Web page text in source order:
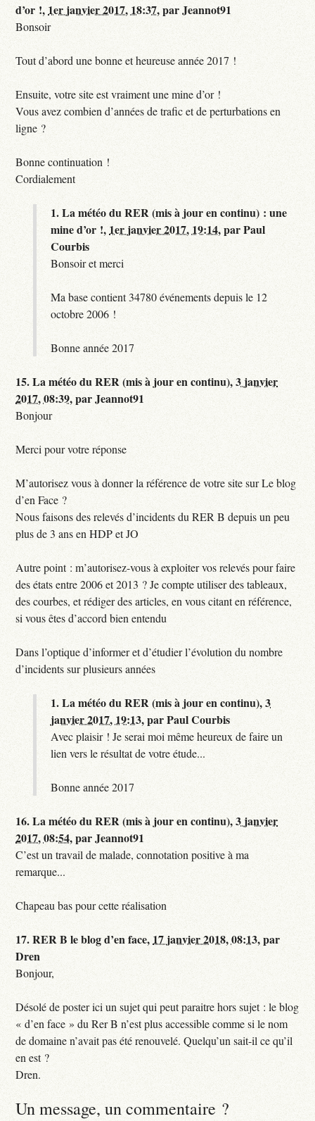
d’or !, 1er janvier 2017, 18:37,parJeannot91
Bonsoir
Tout d’abord une bonne et heureuse année 2017 !
Ensuite, votre site est vraiment une mine d’or !
Vous avez combien d’années de trafic et de perturbations en
ligne ?
Bonne continuation !
Cordialement
1.La météo du RER (mis à jour en continu) : une
mine d’or !, 1er janvier 2017, 19:14,parPaul
Courbis
Bonsoir et merci
Ma base contient 34780 événements depuis le 12
octobre 2006 !
Bonne année 2017
15.La météo du RER (mis à jour en continu),3 janvier
2017, 08:39,parJeannot91
Bonjour
Merci pour votre réponse
M’autorisez vous à donner la référence de votre site sur Le blog
d’en Face ?
Nous faisons des relevés d’incidents du RER B depuis un peu
plus de 3 ans en HDP et JO
Autre point : m’autorisez-vous à exploiter vos relevés pour faire
des états entre 2006 et 2013 ? Je compte utiliser des tableaux,
des courbes, et rédiger des articles, en vous citant en référence,
si vous êtes d’accord bien entendu
Dans l’optique d’informer et d’étudier l’évolution du nombre
d’incidents sur plusieurs années
1.La météo du RER (mis à jour en continu),3
janvier 2017, 19:13,parPaul Courbis
Avec plaisir ! Je serai moi même heureux de faire un
lien vers le résultat de votre étude...
Bonne année 2017
16.La météo du RER (mis à jour en continu),3 janvier
2017, 08:54,parJeannot91
C’est un travail de malade, connotation positive à ma
remarque...
Chapeau bas pour cette réalisation
17.RER B le blog d’en face, 17 janvier 2018, 08:13,par
Dren
Bonjour,
Désolé de poster ici un sujet qui peut paraitre hors sujet : le blog
« d’en face » du Rer B n’est plus accessible comme si le nom
de domaine n’avait pas été renouvelé. Quelqu’un sait-il ce qu’il
en est ?
Dren.
Un message, un commentaire ?